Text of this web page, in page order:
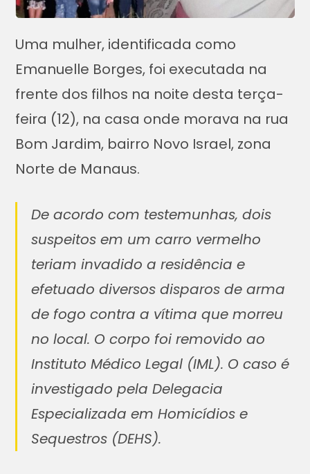
Uma mulher, identificada como
Emanuelle Borges, foi executada na
frente dos filhos na noite desta terça-
feira (12), na casa onde morava na rua
Bom Jardim, bairro Novo Israel, zona
Norte de Manaus.
De acordo com testemunhas, dois
suspeitos em um carro vermelho
teriam invadido a residência e
efetuado diversos disparos de arma
de fogo contra a vítima que morreu
no local. O corpo foi removido ao
Instituto Médico Legal (IML). O caso é
investigado pela Delegacia
Especializada em Homicídios e
Sequestros (DEHS).